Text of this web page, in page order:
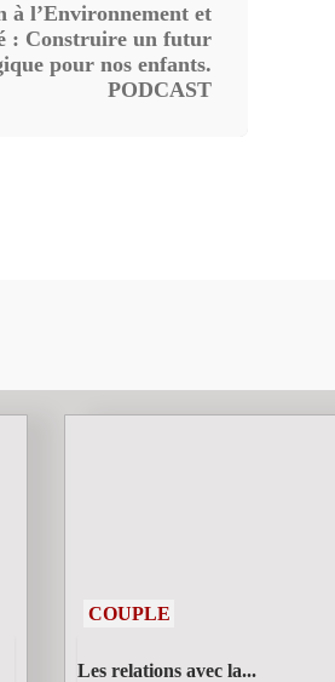
à l’Environnement et
: Construire un futur
pour nos enfants.
PODCAST
COUPLE
Les relations avec la...